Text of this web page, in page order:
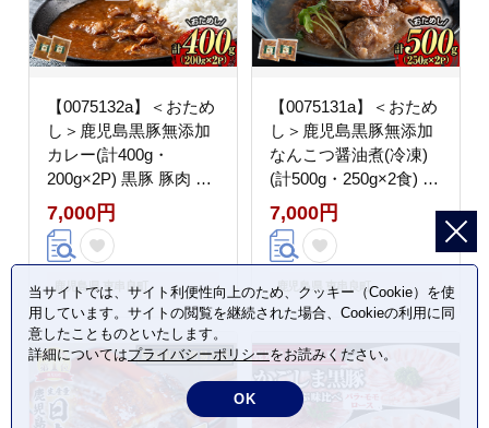
【0075132a】＜おため
し＞鹿児島黒豚無添加
カレー(計400g・
200g×2P) 黒豚 豚肉 ぶ
た肉 カレー カレーライ
ス かれーらいす 惣菜
【鹿児島ますや】
7,000円
鹿児島県 東串良町
【0075131a】＜おため
し＞鹿児島黒豚無添加
なんこつ醤油煮(冷凍)
(計500g・250g×2食) 黒
豚 豚肉 ぶた肉 なんこ
つ 軟骨 惣菜 【鹿児島
ますや】
7,000円
鹿児島県 東串良町
当サイトでは、サイト利便性向上のため、クッキー（Cookie）を使
用しています。サイトの閲覧を継続された場合、Cookieの利用に同
意したことものといたします。
詳細についてはプライバシーポリシーをお読みください。
OK